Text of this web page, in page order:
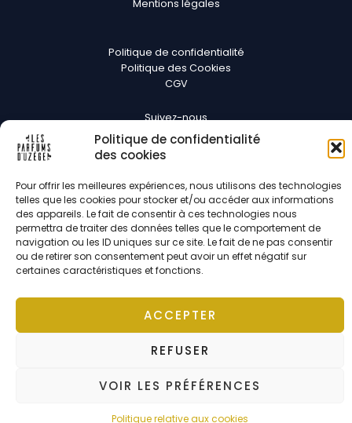
Politique de confidentialité
des cookies
Pour offrir les meilleures expériences, nous utilisons des technologies
telles que les cookies pour stocker et/ou accéder aux informations
des appareils. Le fait de consentir à ces technologies nous
permettra de traiter des données telles que le comportement de
navigation ou les ID uniques sur ce site. Le fait de ne pas consentir
ou de retirer son consentement peut avoir un effet négatif sur
certaines caractéristiques et fonctions.
ACCEPTER
REFUSER
VOIR LES PRÉFÉRENCES
Politique relative aux cookies
Mentions légales
Politique de confidentialité
Politique des Cookies
CGV
Suivez-nous
Copyright © 2026 Les parfums d'Uzège | Développé par Pixel